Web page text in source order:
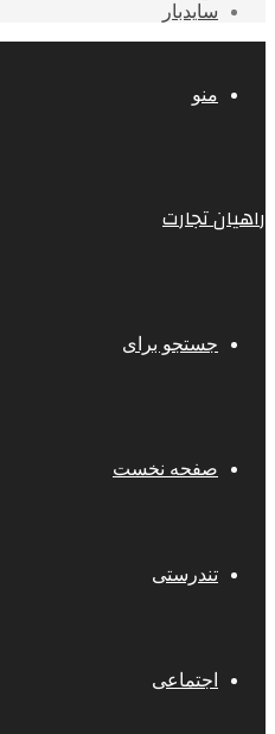
سایدبار
منو
راهیان تجارت
جستجو برای
صفحه نخست
تندرستی
اجتماعی